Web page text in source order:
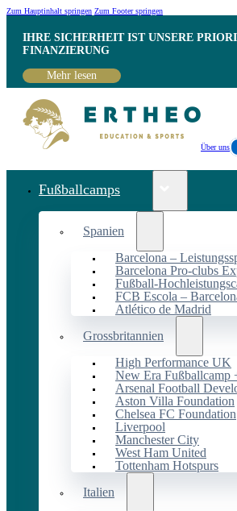
Zum Hauptinhalt springen Zum Footer springen
IHRE SICHERHEIT IST UNSERE
INANZIERUNG
Mehr lesen
Über uns
Fußballcamps
Spanien
Barcelona –
Barcelona Pro-clubs
Fußball-
FCB Escola –
Atlético de Madrid
Grossbritannien
High Performance UK
New Era Fußballcamp
Arsenal Football
Aston Villa Foundation
Chelsea FC Foundation
Liverpool
Manchester City
West Ham United
Tottenham Hotspurs
Italien